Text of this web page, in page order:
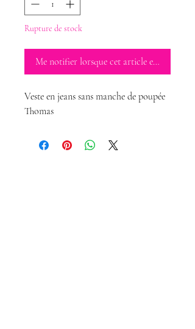
Rupture de stock
Me notifier lorsque cet article est disponible
Veste en jeans sans manche de poupée
Thomas